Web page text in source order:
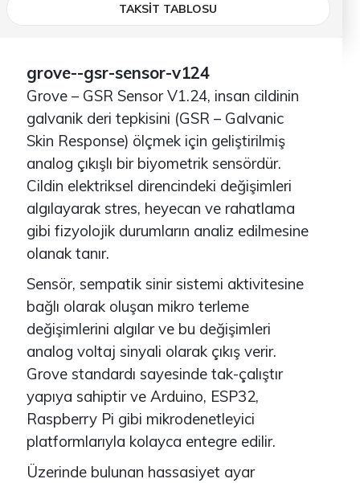
TAKSİT TABLOSU
grove--gsr-sensor-v124
Grove – GSR Sensor V1.24, insan cildinin
galvanik deri tepkisini (GSR – Galvanic
Skin Response) ölçmek için geliştirilmiş
analog çıkışlı bir biyometrik sensördür.
Cildin elektriksel direncindeki değişimleri
algılayarak stres, heyecan ve rahatlama
gibi fizyolojik durumların analiz edilmesine
olanak tanır.
Sensör, sempatik sinir sistemi aktivitesine
bağlı olarak oluşan mikro terleme
değişimlerini algılar ve bu değişimleri
analog voltaj sinyali olarak çıkış verir.
Grove standardı sayesinde tak-çalıştır
yapıya sahiptir ve Arduino, ESP32,
Raspberry Pi gibi mikrodenetleyici
platformlarıyla kolayca entegre edilir.
Üzerinde bulunan hassasiyet ayar